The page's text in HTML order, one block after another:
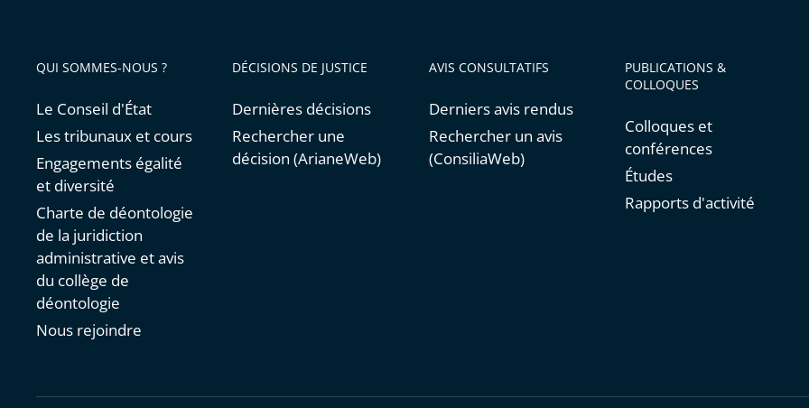
QUI SOMMES-NOUS ?
Le Conseil d'État
Les tribunaux et cours
Engagements égalité
et diversité
Charte de déontologie
de la juridiction
administrative et avis
du collège de
déontologie
Nous rejoindre
DÉCISIONS DE JUSTICE
Dernières décisions
Rechercher une
décision (ArianeWeb)
AVIS CONSULTATIFS
Derniers avis rendus
Rechercher un avis
(ConsiliaWeb)
PUBLICATIONS &
COLLOQUES
Colloques et
conférences
Études
Rapports d'activité